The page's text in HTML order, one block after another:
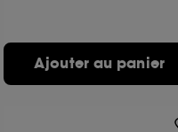
Ajouter au panier